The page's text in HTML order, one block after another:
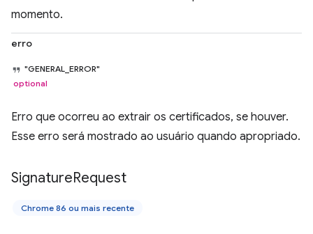
momento.
erro
"GENERAL_ERROR"
optional
Erro que ocorreu ao extrair os certificados, se houver.
Esse erro será mostrado ao usuário quando apropriado.
SignatureRequest
Chrome 86 ou mais recente